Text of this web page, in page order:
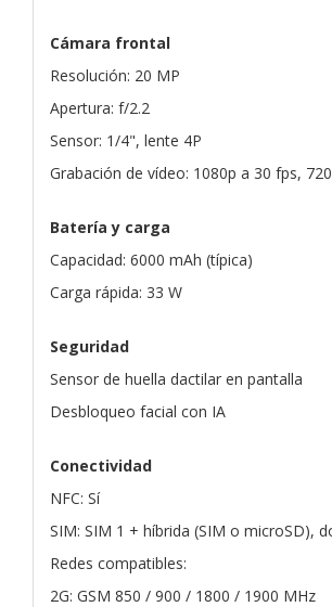
Cámara frontal
Resolución: 20 MP
Apertura: f/2.2
Sensor: 1/4", lente 4P
Grabación de vídeo: 1080p a 30 fps,
Batería y carga
Capacidad: 6000 mAh (típica)
Carga rápida: 33 W
Seguridad
Sensor de huella dactilar en pantalla
Desbloqueo facial con IA
Conectividad
NFC: Sí
SIM: SIM 1 + híbrida (SIM o microSD),
Redes compatibles:
2G: GSM 850 / 900 / 1800 / 1900 MHz